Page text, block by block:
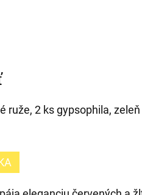
ruže, 2 ks gypsophila, zeleň